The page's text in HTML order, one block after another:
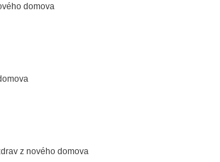
domova
z nového domova